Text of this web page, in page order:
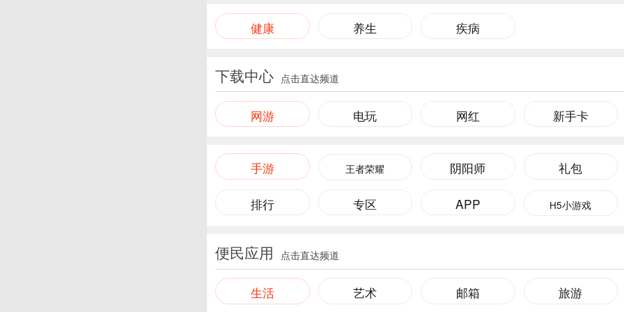
健康 养生 疾病
下载中心 点击直达频道
网游 电玩 网红 新手卡
手游 王者荣耀 阴阳师 礼包
排行 专区 APP H5小游戏
便民应用 点击直达频道
生活 艺术 邮箱 旅游